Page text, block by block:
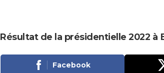
Résultat de la présidentielle 2022 à
Facebook